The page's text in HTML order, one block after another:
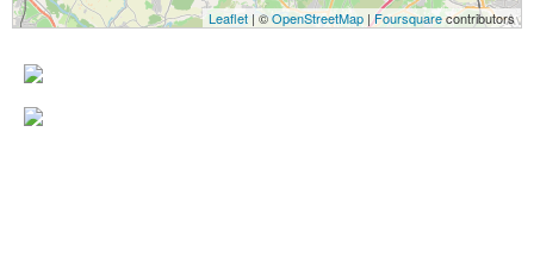
Leaflet | ©OpenStreetMap |Foursquarecontributors